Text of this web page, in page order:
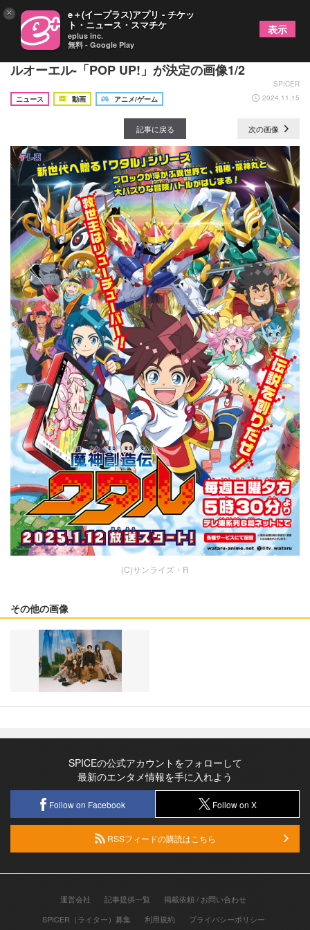
TVアニメ『魔神創造伝ワタル』OPテーマにlol -エ
ルオーエル-「POP UP!」が決定の画像1/2
SPICER
ニュース
動画 アニメ/ゲーム 2024.11.15
記事に戻る 次の画像
(C)サンライズ・R
その他の画像
SPICEの公式アカウントをフォローして
最新のエンタメ情報を手に入れよう
Follow on Facebook Follow on X
RSSフィードの購読はこちら
運営会社 記事提供一覧
掲載依頼 / お問い合わせ
SPICER（ライター）募集
利用規約 プライバシーポリシー
× e＋(イープラス)アプリ - チケッ
ト・ニュース・スマチケ
eplus inc.
無料 - Google Play
表示